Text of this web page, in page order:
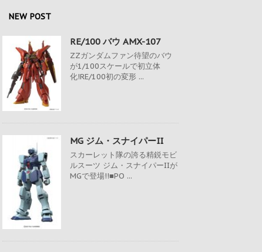
NEW POST
RE/100 バウ AMX-107
ZZガンダムファン待望のバウ
が1/100スケールで初立体
化!RE/100初の変形 ...
MG ジム・スナイパーII
スカーレット隊の誇る精鋭モビ
ルスーツ ジム・スナイパーIIが
MGで登場!!■PO ...